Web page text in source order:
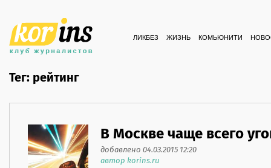
ЛИКБЕЗ ЖИЗНЬ КОМЬЮНИТИ
Тег: рейтинг
В Москве чаще всего
добавлено 04.03.2015 12:20
автор korins.ru